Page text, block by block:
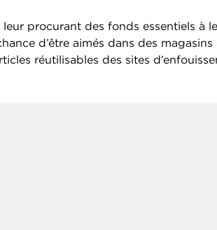
procurant des fonds essentiels à
d’être aimés dans des
réutilisables des sites